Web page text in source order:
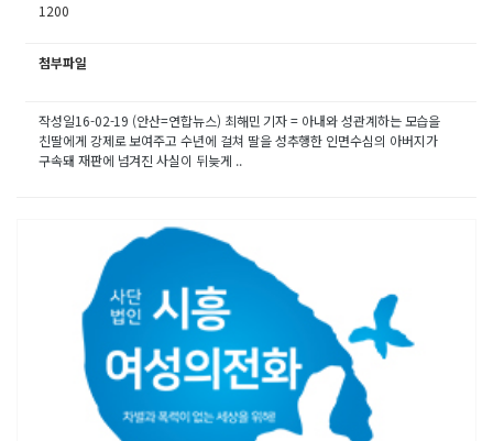
1200
첨부파일
작성일16-02-19 (안산=연합뉴스) 최해민 기자 = 아내와 성관계하는 모습을
친딸에게 강제로 보여주고 수년에 걸쳐 딸을 성추행한 인면수심의 아버지가
구속돼 재판에 넘겨진 사실이 뒤늦게 ..